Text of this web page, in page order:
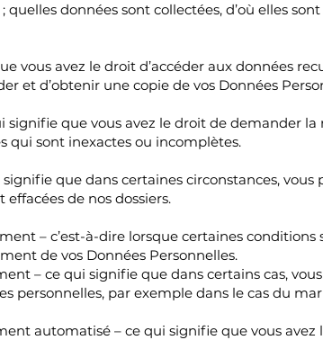
données sont collectées, d’où elles
vous avez le droit d’accéder aux données
et d’obtenir une copie de vos Données
signifie que vous avez le droit de demander
qui sont inexactes ou incomplètes.
que dans certaines circonstances,
de nos dossiers.
– c’est-à-dire lorsque certaines conditions
de vos Données Personnelles.
– ce qui signifie que dans certains cas,
personnelles, par exemple dans le cas du
automatisé – ce qui signifie que vous avez